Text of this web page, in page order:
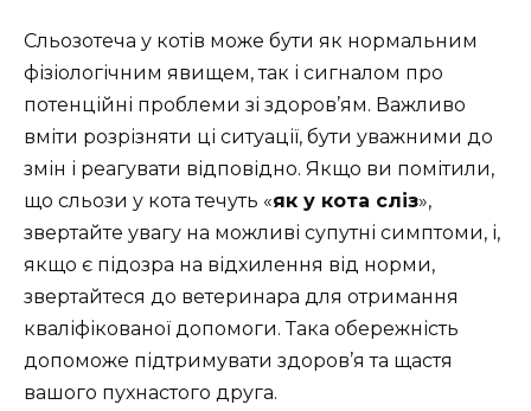
Сльозотеча у котів може бути як нормальним
фізіологічним явищем, так і сигналом про
потенційні проблеми зі здоров’ям. Важливо
вміти розрізняти ці ситуації, бути уважними до
змін і реагувати відповідно. Якщо ви помітили,
що сльози у кота течуть «як у кота сліз»,
звертайте увагу на можливі супутні симптоми, і,
якщо є підозра на відхилення від норми,
звертайтеся до ветеринара для отримання
кваліфікованої допомоги. Така обережність
допоможе підтримувати здоров’я та щастя
вашого пухнастого друга.